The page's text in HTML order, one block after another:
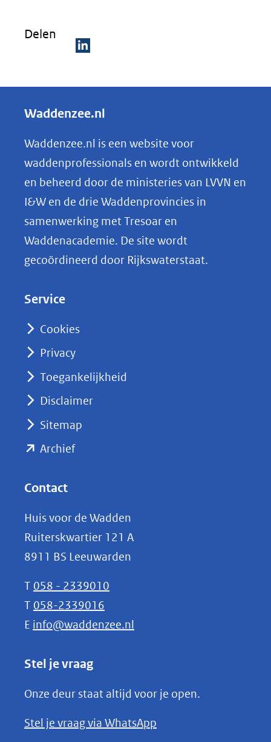
Delen
e
e
n
o
p
k
e
nieuw
naar
Waddenzee.nl
Waddenzee.nl is een website voor
waddenprofessionals en wordt ontwikkeld
en beheerd door de ministeries van LVVN en
I&W en de drie Waddenprovincies in
samenwerking met Tresoar en
Waddenacademie. De site wordt
gecoördineerd door Rijkswaterstaat.
Service
Cookies
Privacy
Toegankelijkheid
Disclaimer
Sitemap
Archief(opent
(verwijst
naar
een
andere
website)
Contact
Huis voor de Wadden
Ruiterskwartier 121 A
8911 BS Leeuwarden
T 058 - 2339010
T 058-2339016
E info@waddenzee.nl
Stel je vraag
Onze deur staat altijd voor je open.
Stel je vraag via WhatsApp